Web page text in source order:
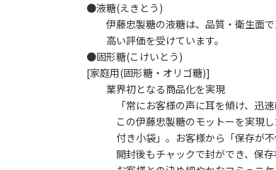
●液糖(えきとう)
伊藤忠製糖の液糖は、品質・衛生面で
高い評価を受けています。
●固形糖(こけいとう)
[家庭用(固形糖・オリゴ糖)]
業界初となる商品化を実現
「常にお客様の声に耳を傾け、迅速
この伊藤忠製糖のモットーを実現し
付き小袋」。お客様から「保存が不
開封後もチャックで封ができ、保存状